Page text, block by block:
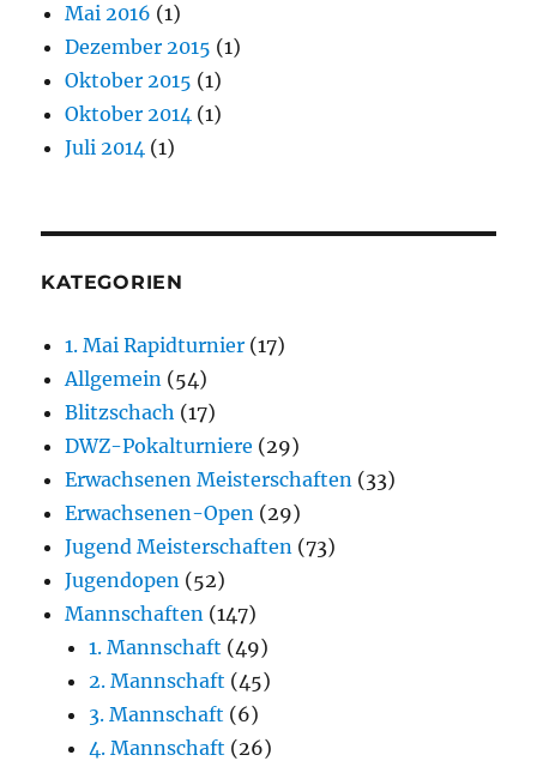
Mai 2016 (1)
Dezember 2015 (1)
Oktober 2015 (1)
Oktober 2014 (1)
Juli 2014 (1)
KATEGORIEN
1. Mai Rapidturnier (17)
Allgemein (54)
Blitzschach (17)
DWZ-Pokalturniere (29)
Erwachsenen Meisterschaften (33)
Erwachsenen-Open (29)
Jugend Meisterschaften (73)
Jugendopen (52)
Mannschaften (147)
1. Mannschaft (49)
2. Mannschaft (45)
3. Mannschaft (6)
4. Mannschaft (26)